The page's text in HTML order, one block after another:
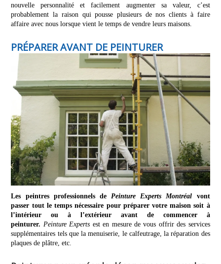
nouvelle personnalité et facilement augmenter sa valeur, c’est
probablement la raison qui pousse plusieurs de nos clients à faire
affaire avec nous lorsque vient le temps de vendre leurs maisons.
PRÉPARER AVANT DE PEINTURER
Les peintres professionnels dePeinture Experts Montréal vont
passer tout le temps nécessaire pour préparer votre maison soit à
l’intérieur ou à l’extérieur avant de commencer à
peinturer. Peinture Experts est en mesure de vous offrir des services
supplémentaires tels que la menuiserie, le calfeutrage, la réparation des
plaques de plâtre, etc.